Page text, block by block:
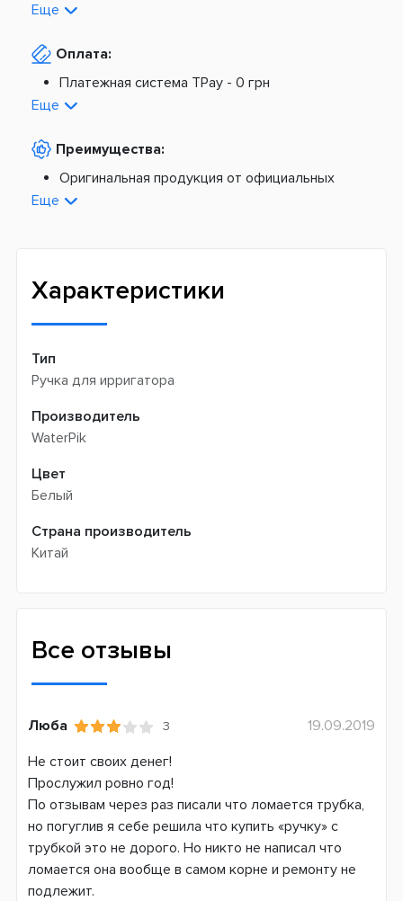
Из Европы от
Платная доставка по Украине:
По тарифам Укрпочты
Платная доставка из Европы:
Новая почта -
Еще
Оплата:
Платежная система TPay - 0 грн
На расчетный счет -
Еще
Преимущества:
Оригинальная продукция от официальных
поставщиков
Еще
Характеристики
Тип
Ручка для ирригатора
Производитель
WaterPik
Цвет
Белый
Страна производитель
Китай
Все отзывы
Люба 3
19.09.2019
Не стоит своих денег!
Прослужил ровно год!
По отзывам через раз писали что ломается трубка,
но погуглив я себе решила что купить «ручку» с
трубкой это не дорого. Но никто не написал что
ломается она вообще в самом корне и ремонту не
подлежит.